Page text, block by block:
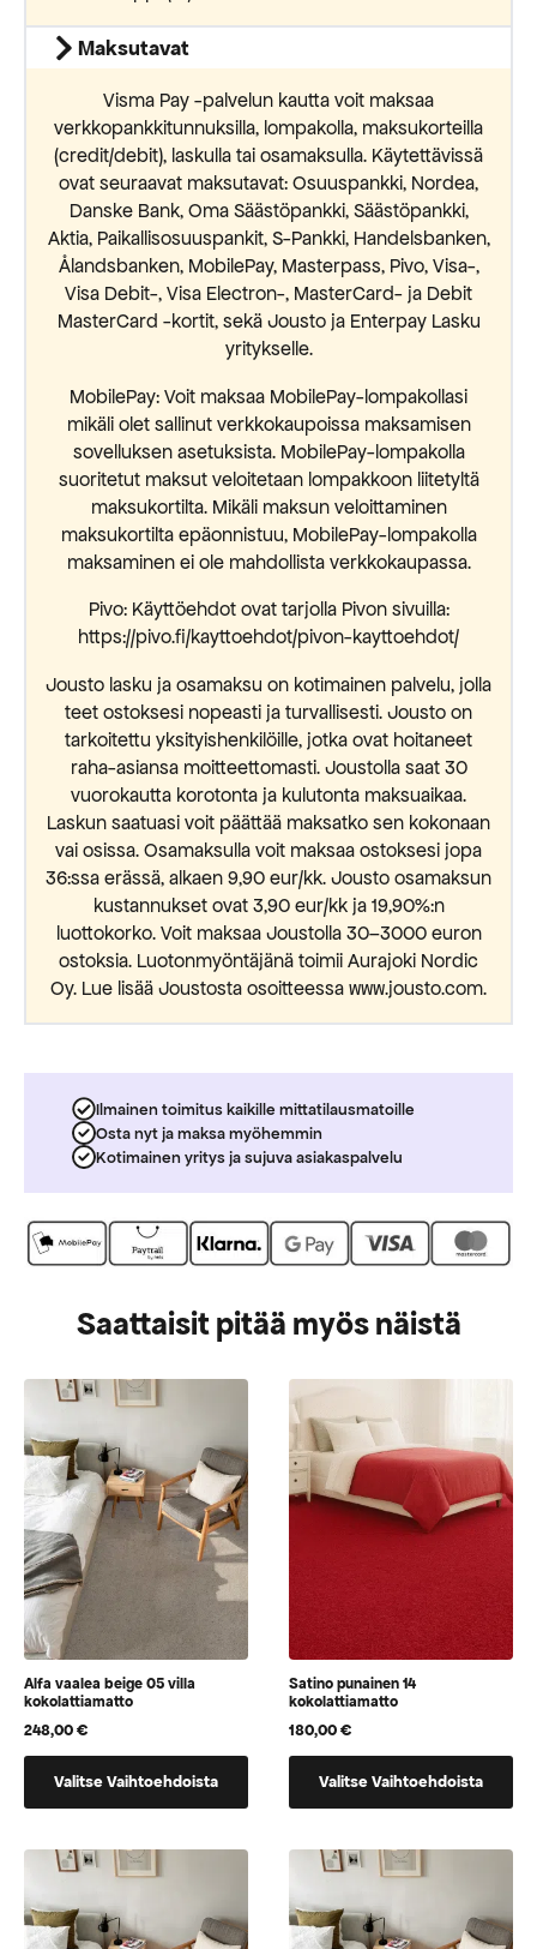
Maksutavat
Visma Pay -palvelun kautta voit maksaa
verkkopankkitunnuksilla, lompakolla, maksukorteilla
(credit/debit), laskulla tai osamaksulla. Käytettävissä
ovat seuraavat maksutavat: Osuuspankki, Nordea,
Danske Bank, Oma Säästöpankki, Säästöpankki,
Aktia, Paikallisosuuspankit, S-Pankki, Handelsbanken,
Ålandsbanken, MobilePay, Masterpass, Pivo, Visa-,
Visa Debit-, Visa Electron-, MasterCard- ja Debit
MasterCard -kortit, sekä Jousto ja Enterpay Lasku
yritykselle.
MobilePay: Voit maksaa MobilePay-lompakollasi
mikäli olet sallinut verkkokaupoissa maksamisen
sovelluksen asetuksista. MobilePay-lompakolla
suoritetut maksut veloitetaan lompakkoon liitetyltä
maksukortilta. Mikäli maksun veloittaminen
maksukortilta epäonnistuu, MobilePay-lompakolla
maksaminen ei ole mahdollista verkkokaupassa.
Pivo: Käyttöehdot ovat tarjolla Pivon sivuilla:
https://pivo.fi/kayttoehdot/pivon-kayttoehdot/
Jousto lasku ja osamaksu on kotimainen palvelu, jolla
teet ostoksesi nopeasti ja turvallisesti. Jousto on
tarkoitettu yksityishenkilöille, jotka ovat hoitaneet
raha-asiansa moitteettomasti. Joustolla saat 30
vuorokautta korotonta ja kulutonta maksuaikaa.
Laskun saatuasi voit päättää maksatko sen kokonaan
vai osissa. Osamaksulla voit maksaa ostoksesi jopa
36:ssa erässä, alkaen 9,90 eur/kk. Jousto osamaksun
kustannukset ovat 3,90 eur/kk ja 19,90%:n
luottokorko. Voit maksaa Joustolla 30–3000 euron
ostoksia. Luotonmyöntäjänä toimii Aurajoki Nordic
Oy. Lue lisää Joustosta osoitteessa www.jousto.com.
Ilmainen toimitus kaikille mittatilausmatoille
Osta nyt ja maksa myöhemmin
Kotimainen yritys ja sujuva asiakaspalvelu
Saattaisit pitää myös näistä
Alfa vaalea beige 05 villa
kokolattiamatto
248,00€
Valitse Vaihtoehdoista
tuotteella
vaihtoehtoja,
jotka
voidaan
valita
Satino punainen 14
kokolattiamatto
180,00€
Valitse Vaihtoehdoista
tuotteella
vaihtoehtoja,
jotka
voidaan
valita